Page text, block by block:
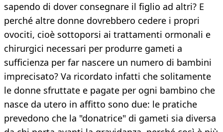
sapendo di dover consegnare il figlio ad altri? E
perché altre donne dovrebbero cedere i propri
ovociti, cioè sottoporsi ai trattamenti ormonali e
chirurgici necessari per produrre gameti a
sufficienza per far nascere un numero di bambini
imprecisato? Va ricordato infatti che solitamente
le donne sfruttate e pagate per ogni bambino che
nasce da utero in affitto sono due: le pratiche
prevedono che la "donatrice" di gameti sia diversa